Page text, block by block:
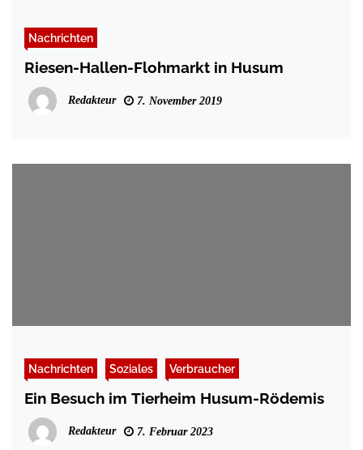
Nachrichten
Riesen-Hallen-Flohmarkt in Husum
Redakteur 7. November 2019
Nachrichten Soziales Verbraucher
Ein Besuch im Tierheim Husum-Rödemis
Redakteur 7. Februar 2023